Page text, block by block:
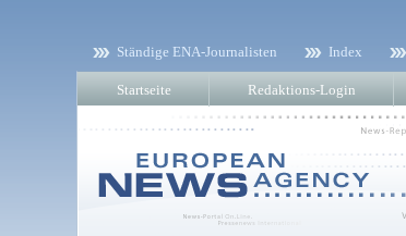
Ständige ENA-Journalisten Index
Startseite Redaktions-Login